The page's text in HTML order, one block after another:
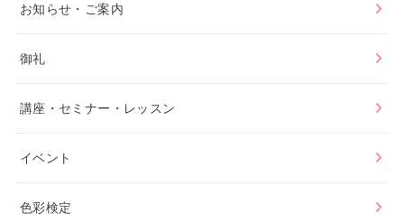
お知らせ・ご案内
御礼
講座・セミナー・レッスン
イベント
色彩検定